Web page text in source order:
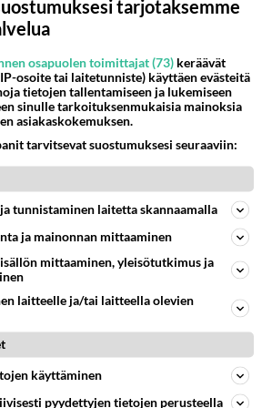
Kommentoi
aloitusta...
KUUKAUSI
Ikävä
1023
ikäinen hukkui?
17
926
tarjotaksemme
osapuolen toimittajat (73) keräävät
osoite tai laitetunniste) käyttäen evästeitä
tietojen tallentamiseen ja lukemiseen
sinulle tarkoituksenmukaisia mainoksia
asiakaskokemuksen.
tarvitsevat suostumuksesi seuraaviin:
tunnistaminen laitetta skannaamalla
ja mainonnan mittaaminen
mittaaminen, yleisötutkimus ja
laitteelle ja/tai laitteella olevien
käyttäminen
pyydettyjen tietojen perusteella